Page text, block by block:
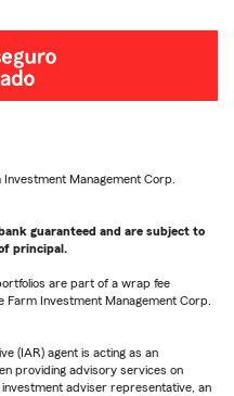
Management Corp.
guaranteed and are subject to
principal.
are part of a wrap fee
Investment Management Corp.
(IAR) agent is acting as an
providing advisory services on
adviser representative, an